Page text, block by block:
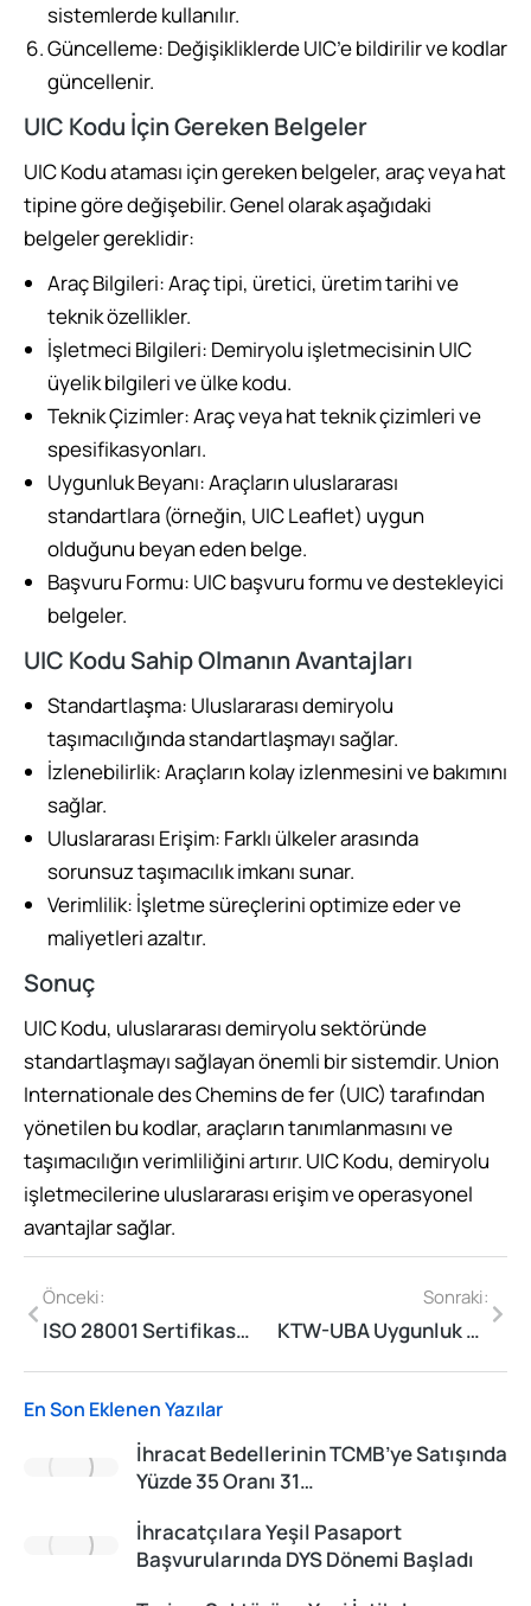
sistemlerde kullanılır.
Güncelleme: Değişikliklerde UIC’e bildirilir ve kodlar
güncellenir.
UIC Kodu İçin Gereken Belgeler
UIC Kodu ataması için gereken belgeler, araç veya hat
tipine göre değişebilir. Genel olarak aşağıdaki
belgeler gereklidir:
Araç Bilgileri: Araç tipi, üretici, üretim tarihi ve
teknik özellikler.
İşletmeci Bilgileri: Demiryolu işletmecisinin UIC
üyelik bilgileri ve ülke kodu.
Teknik Çizimler: Araç veya hat teknik çizimleri ve
spesifikasyonları.
Uygunluk Beyanı: Araçların uluslararası
standartlara (örneğin, UIC Leaflet) uygun
olduğunu beyan eden belge.
Başvuru Formu: UIC başvuru formu ve destekleyici
belgeler.
UIC Kodu Sahip Olmanın Avantajları
Standartlaşma: Uluslararası demiryolu
taşımacılığında standartlaşmayı sağlar.
İzlenebilirlik: Araçların kolay izlenmesini ve bakımını
sağlar.
Uluslararası Erişim: Farklı ülkeler arasında
sorunsuz taşımacılık imkanı sunar.
Verimlilik: İşletme süreçlerini optimize eder ve
maliyetleri azaltır.
Sonuç
UIC Kodu, uluslararası demiryolu sektöründe
standartlaşmayı sağlayan önemli bir sistemdir. Union
Internationale des Chemins de fer (UIC) tarafından
yönetilen bu kodlar, araçların tanımlanmasını ve
taşımacılığın verimliliğini artırır. UIC Kodu, demiryolu
işletmecilerine uluslararası erişim ve operasyonel
avantajlar sağlar.
Önceki:
ISO 28001 Sertifikası Nedir?
Sonraki:
KTW-UBA Uygunluk Beyanı Nedir?
En Son Eklenen Yazılar
İhracat Bedellerinin TCMB’ye Satışında
Yüzde 35 Oranı 31…
İhracatçılara Yeşil Pasaport
Başvurularında DYS Dönemi Başladı